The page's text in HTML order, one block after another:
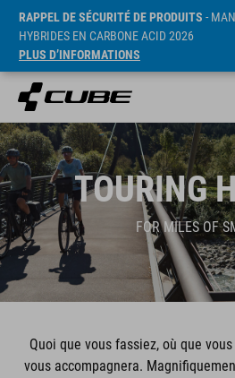
RAPPEL DE SÉCURITÉ DE PRODUITS -
HYBRIDES EN CARBONE ACID 2026
PLUS D’INFORMATIONS
TOURING
FOR MILES OF
Quoi que vous fassiez, où que
vous accompagnera.